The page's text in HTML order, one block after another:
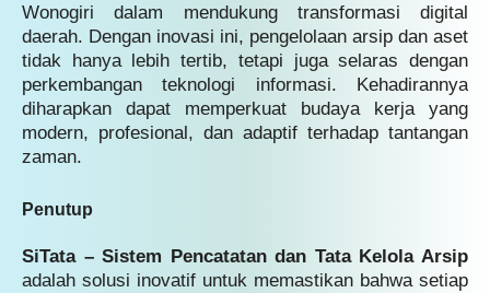
Wonogiri dalam mendukung transformasi digital
daerah. Dengan inovasi ini, pengelolaan arsip dan aset
tidak hanya lebih tertib, tetapi juga selaras dengan
perkembangan teknologi informasi. Kehadirannya
diharapkan dapat memperkuat budaya kerja yang
modern, profesional, dan adaptif terhadap tantangan
zaman.
Penutup
SiTata – Sistem Pencatatan dan Tata Kelola Arsip
adalah solusi inovatif untuk memastikan bahwa setiap